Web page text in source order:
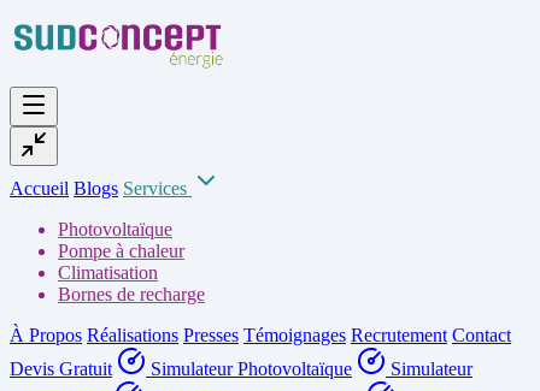
Accueil Blogs Services
Photovoltaïque
Pompe à chaleur
Climatisation
Bornes de recharge
À Propos Réalisations Presses Témoignages Recrutement Contact
Devis Gratuit
Simulateur Photovoltaïque
Simulateur